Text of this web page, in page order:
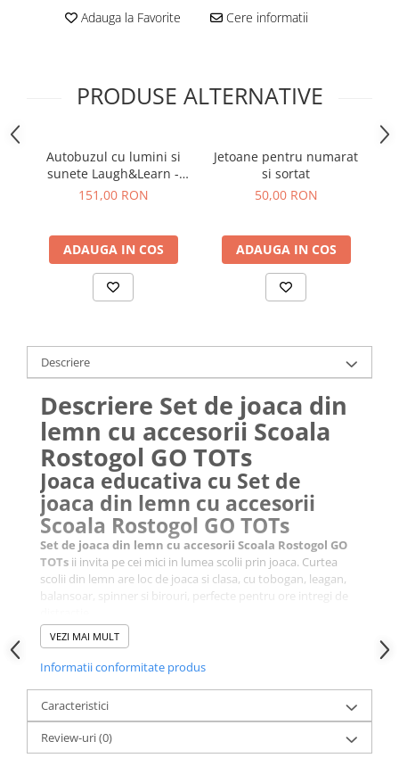
Adauga la Favorite Cere informatii
PRODUSE ALTERNATIVE
Autobuzul cu lumini si
sunete Laugh&Learn -
Fisher Price
151,00 RON
ADAUGA IN COS
Jetoane pentru numarat
si sortat
50,00 RON
ADAUGA IN COS
Descriere
Descriere Set de joaca din
lemn cu accesorii Scoala
Rostogol GO TOTs
Joaca educativa cu Set de
joaca din lemn cu accesorii
Scoala Rostogol GO TOTs
Set de joaca din lemn cu accesorii Scoala Rostogol GO
TOTs ii invita pe cei mici in lumea scolii prin joaca. Curtea
scolii din lemn are loc de joaca si clasa, cu tobogan, leagan,
balansoar, spinner si birouri, perfecte pentru ore intregi de
Invatare prin joaca cu Set de
joaca din lemn cu accesorii
Scoala Rostogol GO TOTs
TOTsii ajuta pe copii sa isi dezvolte miscarile fine, sa isi
foloseasca imaginatia si sa creeze povesti amuzante. Este o
jucarie care incurajeaza jocurile de rol si invatarea prin joaca.
VEZI MAI MULT
Informatii conformitate produs
Caracteristici
Review-uri(0)